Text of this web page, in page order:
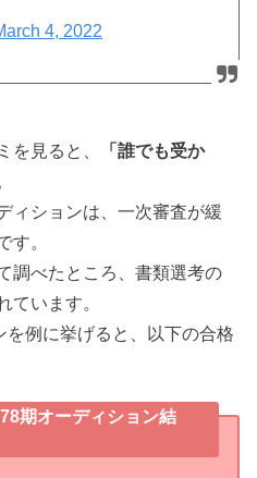
4, 2022
を見ると、
「誰でも受か
ィションは、一次審査が緩
す。
調べたところ、書類選考の
ています。
例に挙げると、以下の合格
期オーディション結